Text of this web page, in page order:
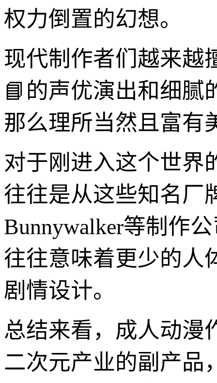
权力倒置的幻想。
现代制作者们越来越
📘的声优演出和细腻
那么理所当然且富有
对于刚进入这个世界
往往是从这些知名厂
Bunnywalker等制作
往往意味着更少的人
剧情设计。
总结来看，成人动漫
二次元产业的副产品